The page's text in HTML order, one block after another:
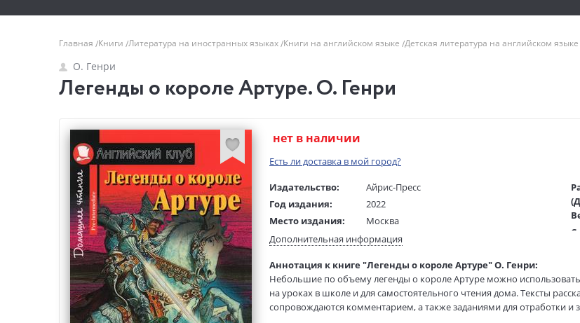
Главная Книги Литература на иностранных языках Книги на английском языке Детская литература на английском языке
О. Генри
Легенды о короле Артуре. О. Генри
нет в наличии
Есть ли доставка в мой город?
Издательство:
Айрис-Пресс
Год издания:
2022
Место издания:
Москва
Возраст:
13 - 14
Язык оригинала:
английский
составитель:
Воронова Е. Г.; Львов В. А.
Тип обложки:
Мягкая обложка
Дополнительная информация
Аннотация к книге "Легенды о короле Артуре" О. Генри:
Небольшие по объему легенды о короле Артуре можно
на уроках в школе и для самостоятельного чтения дома. Тексты
сопровождаются комментарием, а также заданиями для отработки